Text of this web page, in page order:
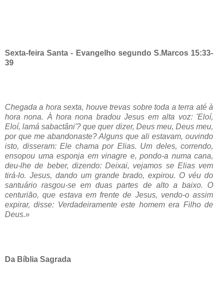
Sexta-feira Santa - Evangelho segundo S.Marcos 15:33-
39
Chegada a hora sexta, houve trevas sobre toda a terra até à
hora nona. À hora nona bradou Jesus em alta voz: 'Eloí,
Eloí, lamá sabactâni'? que quer dizer, Deus meu, Deus meu,
por que me abandonaste? Alguns que ali estavam, ouvindo
isto, disseram: Ele chama por Elias. Um deles, correndo,
ensopou uma esponja em vinagre e, pondo-a numa cana,
deu-lhe de beber, dizendo: Deixai, vejamos se Elias vem
tirá-lo. Jesus, dando um grande brado, expirou. O véu do
santuário rasgou-se em duas partes de alto a baixo. O
centurião, que estava em frente de Jesus, vendo-o assim
expirar, disse: Verdadeiramente este homem era Filho de
Deus.»
Da Bíblia Sagrada